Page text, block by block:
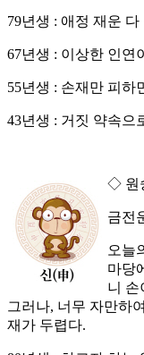
79년생 : 애정 재운
67년생 : 이상한 인연
55년생 : 손재만 피하
43년생 : 거짓 약속으
◇ 원
금전
오늘
마당
니 손
그러나, 너무 자만하
재가 두렵다.